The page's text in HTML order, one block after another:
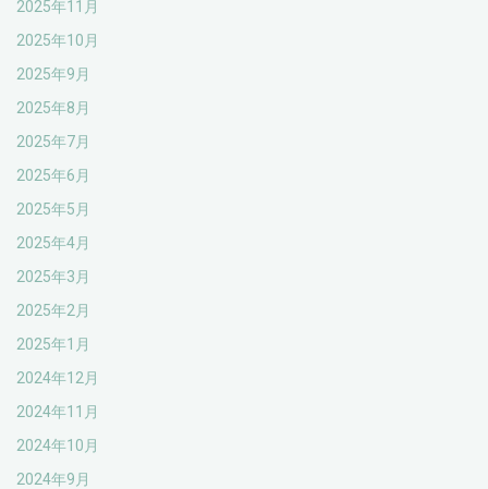
2025年11月
2025年10月
2025年9月
2025年8月
2025年7月
2025年6月
2025年5月
2025年4月
2025年3月
2025年2月
2025年1月
2024年12月
2024年11月
2024年10月
2024年9月